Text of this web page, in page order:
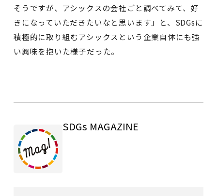
そうですが、アシックスの会社ごと調べてみて、好
きになっていただきたいなと思います」と、SDGsに
積極的に取り組むアシックスという企業自体にも強
い興味を抱いた様子だった。
SDGs MAGAZINE